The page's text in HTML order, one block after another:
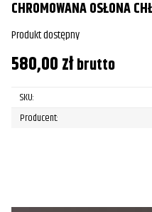
CHROMOWANA OSŁONA
Produkt dostępny
580,00złbrutto
SKU:
Producent: